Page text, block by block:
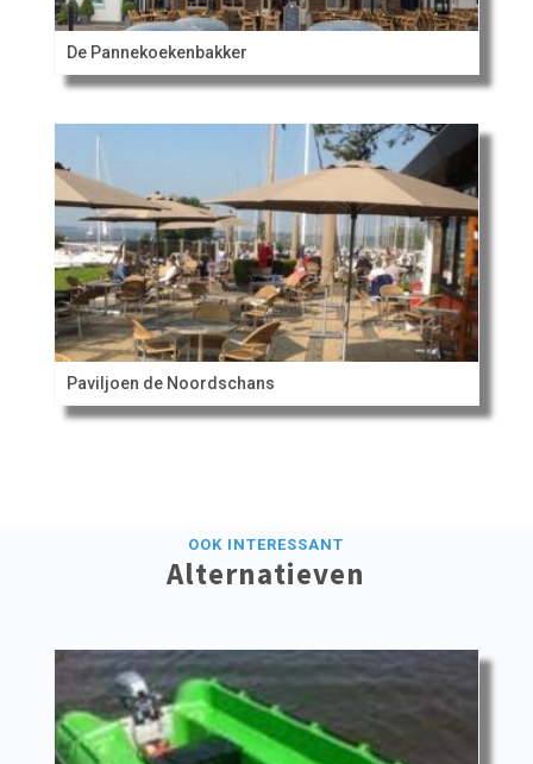
De Pannekoekenbakker
Paviljoen de Noordschans
OOK INTERESSANT
Alternatieven